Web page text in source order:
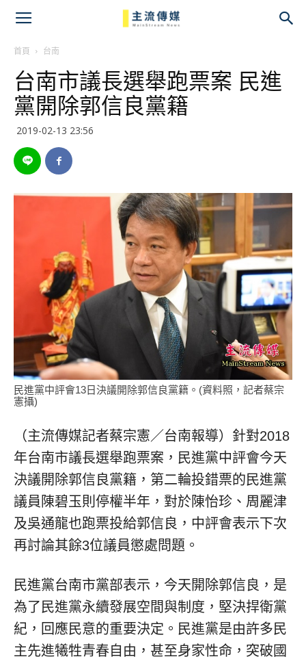
首頁 台南
台南市議長選舉跑票案 民進
黨開除郭信良黨籍
2019-02-13 23:56
民進黨中評會13日決議開除郭信良黨籍。(資料照，記者蔡宗
憲攝)
（主流傳媒記者蔡宗憲／台南報導）針對2018
年台南市議長選舉跑票案，民進黨中評會今天
決議開除郭信良黨籍，第二輪投錯票的民進黨
議員陳碧玉則停權半年，對於陳怡珍、周麗津
及吳通龍也跑票投給郭信良，中評會表示下次
再討論其餘3位議員懲處問題。
民進黨台南市黨部表示，今天開除郭信良，是
為了民進黨永續發展空間與制度，堅決捍衛黨
紀，回應民意的重要決定。民進黨是由許多民
主先進犧牲青春自由，甚至身家性命，突破國